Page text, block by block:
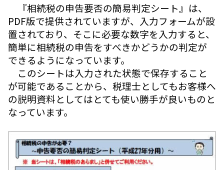
『相続税の申告要否の簡易判定シート』は、
PDF版で提供されていますが、入力フォームが設
置されており、そこに必要な数字を入力すると、
簡単に相続税の申告をすべきかどうかの判定が
できるようになっています。
このシートは入力された状態で保存すること
が可能であることから、税理士としてもお客様へ
の説明資料としてはとても使い勝手が良いものと
なっています。